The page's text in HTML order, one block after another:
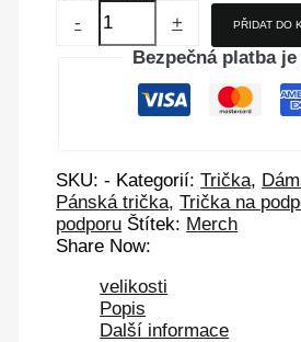
-
+ PŘIDAT DO
Bezpečná platba
SKU:- Kategorií:Trička,
Pánská trička,Trička na
podporu Štítek: Merch
Share Now:
velikosti
Popis
Další informace